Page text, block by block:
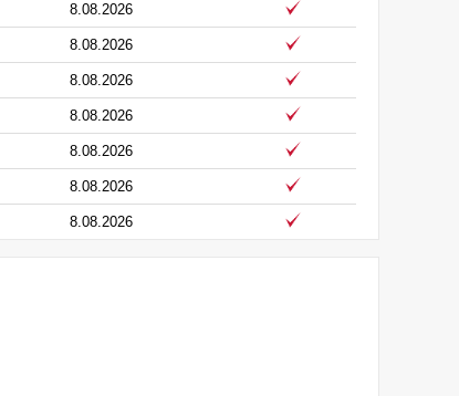
8.08.2026
8.08.2026
8.08.2026
8.08.2026
8.08.2026
8.08.2026
8.08.2026